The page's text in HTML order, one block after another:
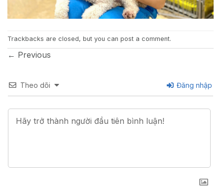
Trackbacks are closed, but you can post a comment.
← Previous
Theo dõi Đăng nhập